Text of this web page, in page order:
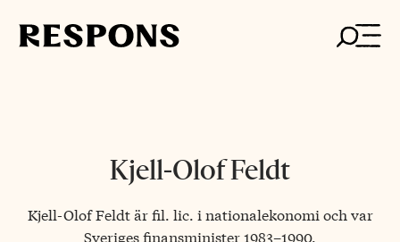
Kjell-Olof Feldt
Kjell-Olof Feldt är fil. lic. i nationalekonomi och var
Sveriges finansminister 1983–1990.